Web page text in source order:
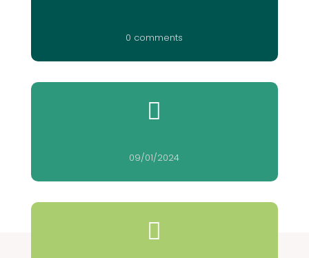
0 comments

09/01/2024
